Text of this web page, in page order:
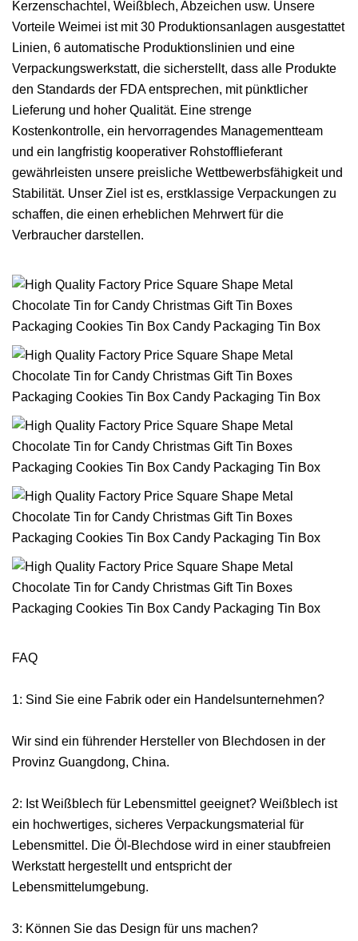
Kerzenschachtel, Weißblech, Abzeichen usw. Unsere
Vorteile Weimei ist mit 30 Produktionsanlagen ausgestattet
Linien, 6 automatische Produktionslinien und eine
Verpackungswerkstatt, die sicherstellt, dass alle Produkte
den Standards der FDA entsprechen, mit pünktlicher
Lieferung und hoher Qualität. Eine strenge
Kostenkontrolle, ein hervorragendes Managementteam
und ein langfristig kooperativer Rohstofflieferant
gewährleisten unsere preisliche Wettbewerbsfähigkeit und
Stabilität. Unser Ziel ist es, erstklassige Verpackungen zu
schaffen, die einen erheblichen Mehrwert für die
Verbraucher darstellen.
FAQ
1: Sind Sie eine Fabrik oder ein Handelsunternehmen?
Wir sind ein führender Hersteller von Blechdosen in der
Provinz Guangdong, China.
2: Ist Weißblech für Lebensmittel geeignet? Weißblech ist
ein hochwertiges, sicheres Verpackungsmaterial für
Lebensmittel. Die Öl-Blechdose wird in einer staubfreien
Werkstatt hergestellt und entspricht der
Lebensmittelumgebung.
3: Können Sie das Design für uns machen?